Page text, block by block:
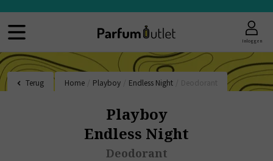
Inloggen
Terug Home Playboy Endless Night
Playboy
Endless Night
Deodorant